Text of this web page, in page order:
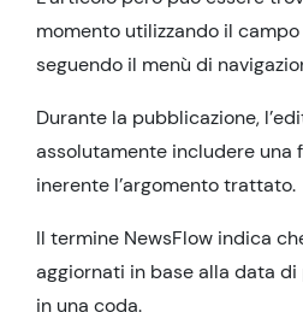
momento utilizzando il
seguendo il menù di
Durante la pubblicazione,
assolutamente includere una
inerente l’argomento trattato.
Il termine NewsFlow indica
aggiornati in base alla data
in una coda.